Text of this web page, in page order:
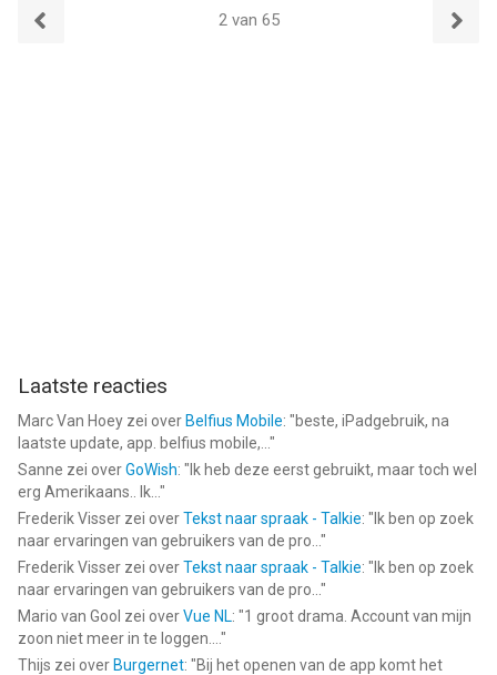
2 van 65
Laatste reacties
Marc Van Hoey zei over Belfius Mobile: "beste, iPadgebruik, na
laatste update, app. belfius mobile,... "
Sanne zei overGoWish: " Ik heb deze eerst gebruikt, maar toch wel
erg Amerikaans.. Ik... "
Frederik Visser zei overTekst naar spraak - Talkie: " Ik ben op zoek
naar ervaringen van gebruikers van de pro... "
Frederik Visser zei overTekst naar spraak - Talkie: " Ik ben op zoek
naar ervaringen van gebruikers van de pro... "
Mario van Gool zei overVue NL: "1 groot drama. Account van mijn
zoon niet meer in te loggen.... "
Thijs zei over Burgernet: "Bij het openen van de app komt het